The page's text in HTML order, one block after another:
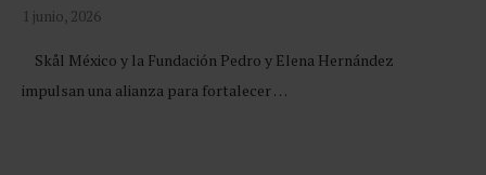
1 junio, 2026
Skål México y la Fundación Pedro y Elena Hernández
impulsan una alianza para fortalecer …